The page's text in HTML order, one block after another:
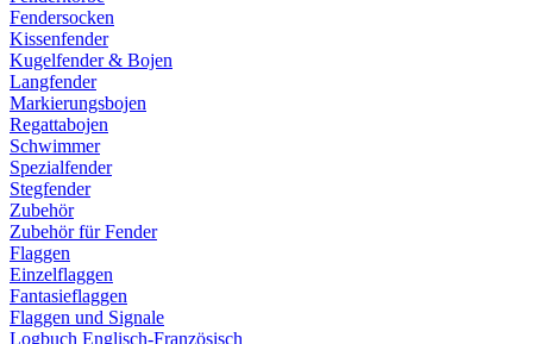
Fendersocken
Kissenfender
Kugelfender & Bojen
Langfender
Markierungsbojen
Regattabojen
Schwimmer
Spezialfender
Stegfender
Zubehör
Zubehör für Fender
Flaggen
Einzelflaggen
Fantasieflaggen
Flaggen und Signale
Logbuch Englisch-Französisch